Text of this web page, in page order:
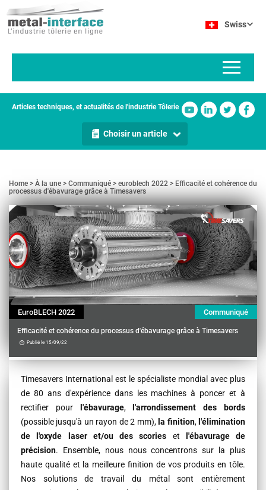
au
contenu
Swiss
Articles techniques, et actualités de l'industrie Tôlerie
Choisir un article
Home À la une Communiqué euroblech 2022
Efficacité et cohérence du
processus d'ébavurage grâce à Timesavers
EuroBLECH 2022 Communiqué
Efficacité et cohérence du processus d'ébavurage grâce à Timesavers
Publié le 15/09/22
Contenu
Timesavers International est le spécialiste mondial avec plus
de 80 ans d'expérience dans les machines à poncer et à
rectifier pour
l'ébavurage,
l'arrondissement des bords
(possible jusqu'à un rayon de 2 mm), la finition, l'élimination
de l'oxyde laser
et/ou des scories et
l'ébavurage de
précision. Ensemble, nous nous concentrons sur la plus
haute qualité et la meilleure finition de vos produits en tôle.
Nos solutions de travail du métal sont entièrement